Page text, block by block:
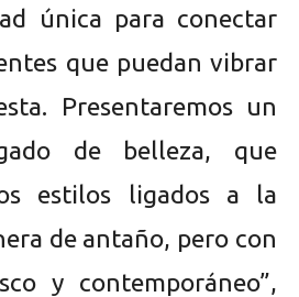
única para conectar
que puedan vibrar
Presentaremos un
de belleza, que
estilos ligados a la
de antaño, pero con
y contemporáneo”,